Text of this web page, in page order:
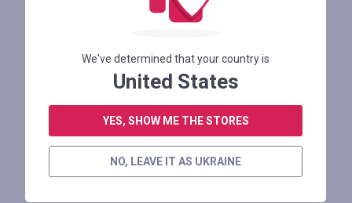
5% off code, max save $20
В МАГАЗИН
We've determined that your country is
United States
YES, SHOW ME THE STORES
NO, LEAVE IT AS UKRAINE